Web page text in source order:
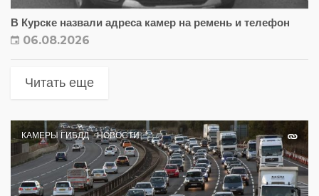
В Курске назвали адреса камер на ремень и телефон
06.08.2026
Читать еще
КАМЕРЫ ГИБДД НОВОСТИ